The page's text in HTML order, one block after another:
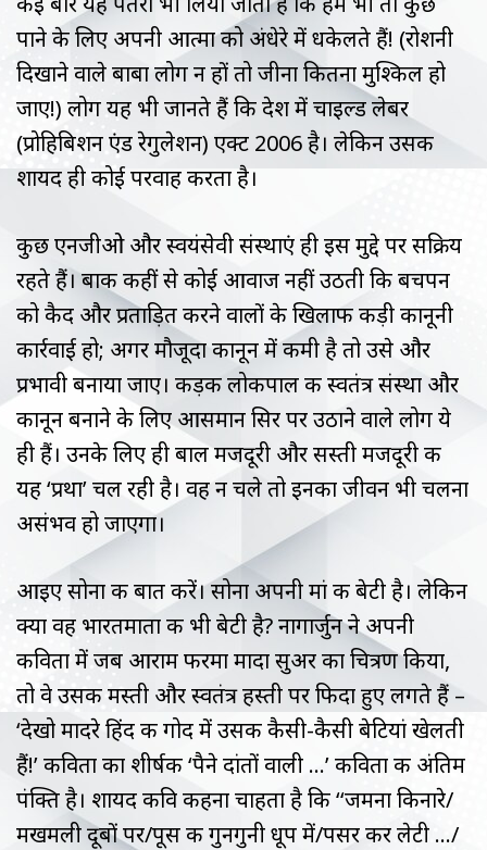
पाने के लिए अपनी आत्मा को अंधेरे में धकेलते हैं! (रोशनी
दिखाने वाले बाबा लोग न हों तो जीना कितना मुश्किल हो
जाए!) लोग यह भी जानते हैं कि देश में चाइल्ड लेबर
(प्रोहिबिशन एंड रेगुलेशन) एक्ट 2006 है। लेकिन उसकी
शायद ही कोई परवाह करता है।
कुछ एनजीओ और स्वयंसेवी संस्थाएं ही इस मुद्दे पर सक्रिय
रहते हैं। बाकी कहीं से कोई आवाज नहीं उठती कि बचपन
को कैद और प्रताड़ित करने वालों के खिलाफ कड़ी कानूनी
कार्रवाई हो; अगर मौजूदा कानून में कमी है तो उसे और
प्रभावी बनाया जाए। कड़क लोकपाल की स्वतंत्र संस्था और
कानून बनाने के लिए आसमान सिर पर उठाने वाले लोग ये
ही हैं। उनके लिए ही बाल मजदूरी और सस्ती मजदूरी की
यह ‘प्रथा’ चल रही है। वह न चले तो इनका जीवन भी चलना
असंभव हो जाएगा।
आइए सोना की बात करें। सोना अपनी मां की बेटी है। लेकिन
क्या वह भारतमाता की भी बेटी है? नागार्जुन ने अपनी
कविता में जब आराम फरमा मादा सुअर का चित्रण किया,
तो वे उसकी मस्ती और स्वतंत्र हस्ती पर फिदा हुए लगते हैं –
‘देखो मादरे हिंद की गोद में उसकी कैसी-कैसी बेटियां खेलती
हैं!’ कविता का शीर्षक ‘पैने दांतों वाली …’ कविता की अंतिम
पंक्ति है। शायद कवि कहना चाहता है कि ‘‘जमना किनारे/
मखमली दूबों पर/पूस की गुनगुनी धूप में/पसर कर लेटी …/